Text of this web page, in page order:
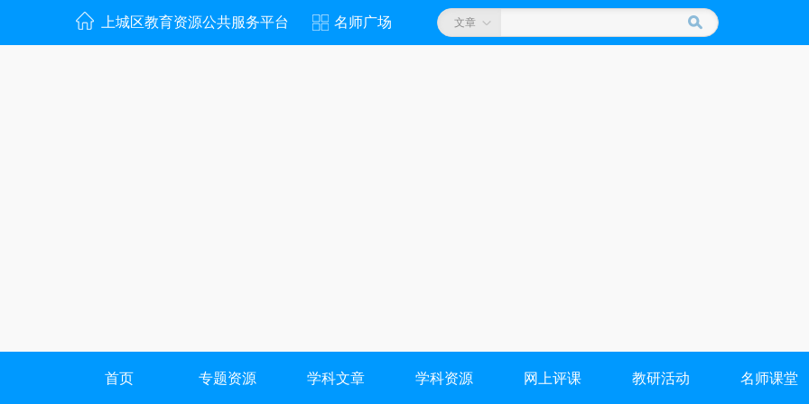
上城区教育资源公共服务平台 名师广场 文章
首页 专题资源 学科文章 学科资源 网上评课 教研活动 名师课堂